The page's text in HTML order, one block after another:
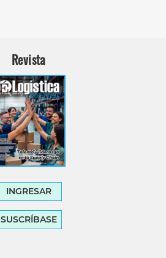
Revista
INGRESAR
SUSCRÍBASE